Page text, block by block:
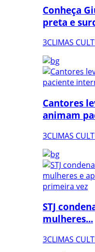
Conheça
preta e
3CLIMAS
Cantores
animam
3CLIMAS
STJ
mulheres...
3CLIMAS